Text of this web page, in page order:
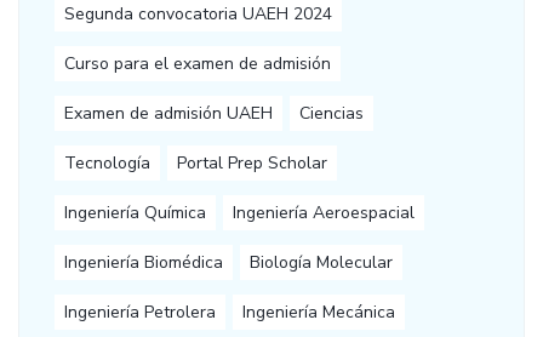
Segunda convocatoria UAEH 2024
Curso para el examen de admisión
Examen de admisión UAEH Ciencias
Tecnología Portal Prep Scholar
Ingeniería Química Ingeniería Aeroespacial
Ingeniería Biomédica Biología Molecular
Ingeniería Petrolera Ingeniería Mecánica